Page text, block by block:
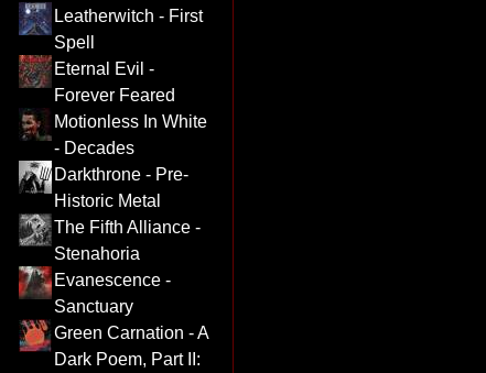
Leatherwitch - First
Spell
Eternal Evil -
Forever Feared
Motionless In White
- Decades
Darkthrone - Pre-
Historic Metal
The Fifth Alliance -
Stenahoria
Evanescence -
Sanctuary
Green Carnation - A
Dark Poem, Part II: